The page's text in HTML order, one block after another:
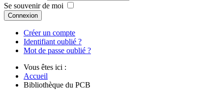
Se souvenir de moi
Connexion
Créer un compte
Identifiant oublié ?
Mot de passe oublié ?
Vous êtes ici :
Accueil
Bibliothèque du PCB